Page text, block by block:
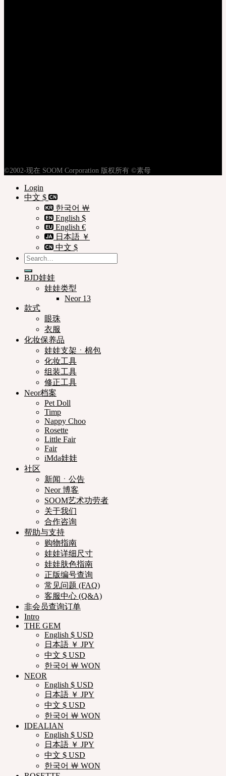
©2002-现在 SOOM Corporation 版权所有 ©素母
Login
中文 $
한국어 ￦
English $
English €
日本語 ￥
中文 $
Search
for:
BJD娃娃
娃娃类型
Neor 13
款式
眼珠
衣服
化妆保养品
娃娃支架ㆍ棉包
化妆工具
组装工具
修正工具
Neor档案
Pet Doll
Timp
Nappy Choo
Rosette
Little Fair
Fair
iMda娃娃
社区
新闻ㆍ公告
Neor 博客
SOOM艺术功劳者
关于我们
合作咨询
帮助与支持
购物指南
娃娃详细尺寸
娃娃肤色指南
正版编号查询
常见问题 (FAQ)
客服中心 (Q&A)
非会员查询订单
Intro
THE GEM
English $ USD
日本語 ￥ JPY
中文 $ USD
한국어 ￦ WON
NEOR
English $ USD
日本語 ￥ JPY
中文 $ USD
한국어 ￦ WON
IDEALIAN
English $ USD
日本語 ￥ JPY
中文 $ USD
한국어 ￦ WON